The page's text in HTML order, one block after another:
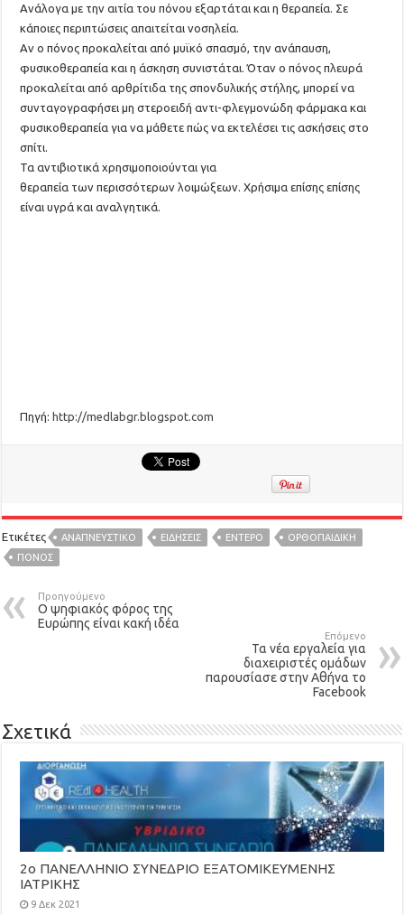
Aνάλογα με την αιτία του πόνου εξαρτάται και η θεραπεία. Σε
κάποιες περιπτώσεις απαιτείται νοσηλεία.
Αν ο πόνος προκαλείται από μυϊκό σπασμό, την ανάπαυση,
φυσικοθεραπεία και η άσκηση συνιστάται. Όταν ο πόνος πλευρά
προκαλείται από αρθρίτιδα της σπονδυλικής στήλης, μπορεί να
συνταγογραφήσει μη στεροειδή αντι-φλεγμονώδη φάρμακα και
φυσικοθεραπεία για να μάθετε πώς να εκτελέσει τις ασκήσεις στο
σπίτι.
Τα αντιβιοτικά χρησιμοποιούνται για
θεραπεία των περισσότερων λοιμώξεων. Χρήσιμα επίσης επίσης
είναι υγρά και αναλγητικά.
Πηγή:http://medlabgr.blogspot.com
Ετικέτες ΑΝΑΠΝΕΥΣΤΙΚΟ ΕΙΔΉΣΕΙΣ ΕΝΤΕΡΟ
ΟΡΘΟΠΑΙΔΙΚΗ
ΠΟΝΟΣ
Προηγούμενο
Ο ψηφιακός φόρος της
Ευρώπης είναι κακή ιδέα
Επόμενο
Τα νέα εργαλεία για
διαχειριστές ομάδων
παρουσίασε στην Αθήνα το
Facebook
Σχετικά
2ο ΠΑΝΕΛΛΗΝΙΟ ΣΥΝΕΔΡΙΟ ΕΞΑΤΟΜΙΚΕΥΜΕΝΗΣ
ΙΑΤΡΙΚΗΣ
9 Δεκ 2021